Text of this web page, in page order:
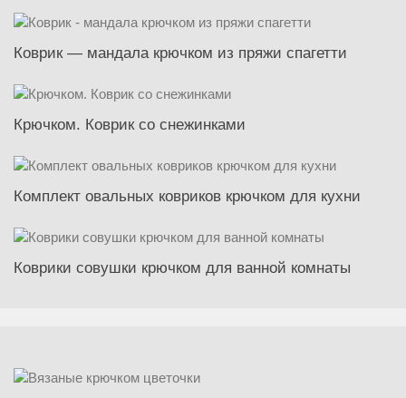
Коврик — мандала крючком из пряжи спагетти
Крючком. Коврик со снежинками
Комплект овальных ковриков крючком для кухни
Коврики совушки крючком для ванной комнаты